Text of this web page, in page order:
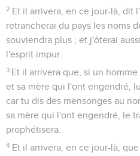
2 Et il arrivera, en ce jour-là, dit
retrancherai du pays les noms
souviendra plus ; et j'ôterai
l'esprit impur.
3 Et il arrivera que, si un
et sa mère qui l'ont engendré,
car tu dis des mensonges au
sa mère qui l'ont engendré, le
prophétisera.
4 Et il arrivera, en ce jour-là,